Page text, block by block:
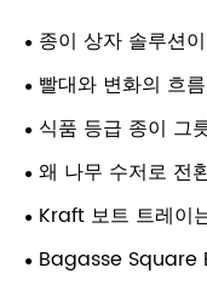
종이 상자 솔루션
유빨대와 변화의 흐
솔루션
식품 등급 종이 그
운영자에게 어떤
왜 나무 수저로 전
Kraft 보트 트레이
혁명을 일으킬 수
Bagasse Square